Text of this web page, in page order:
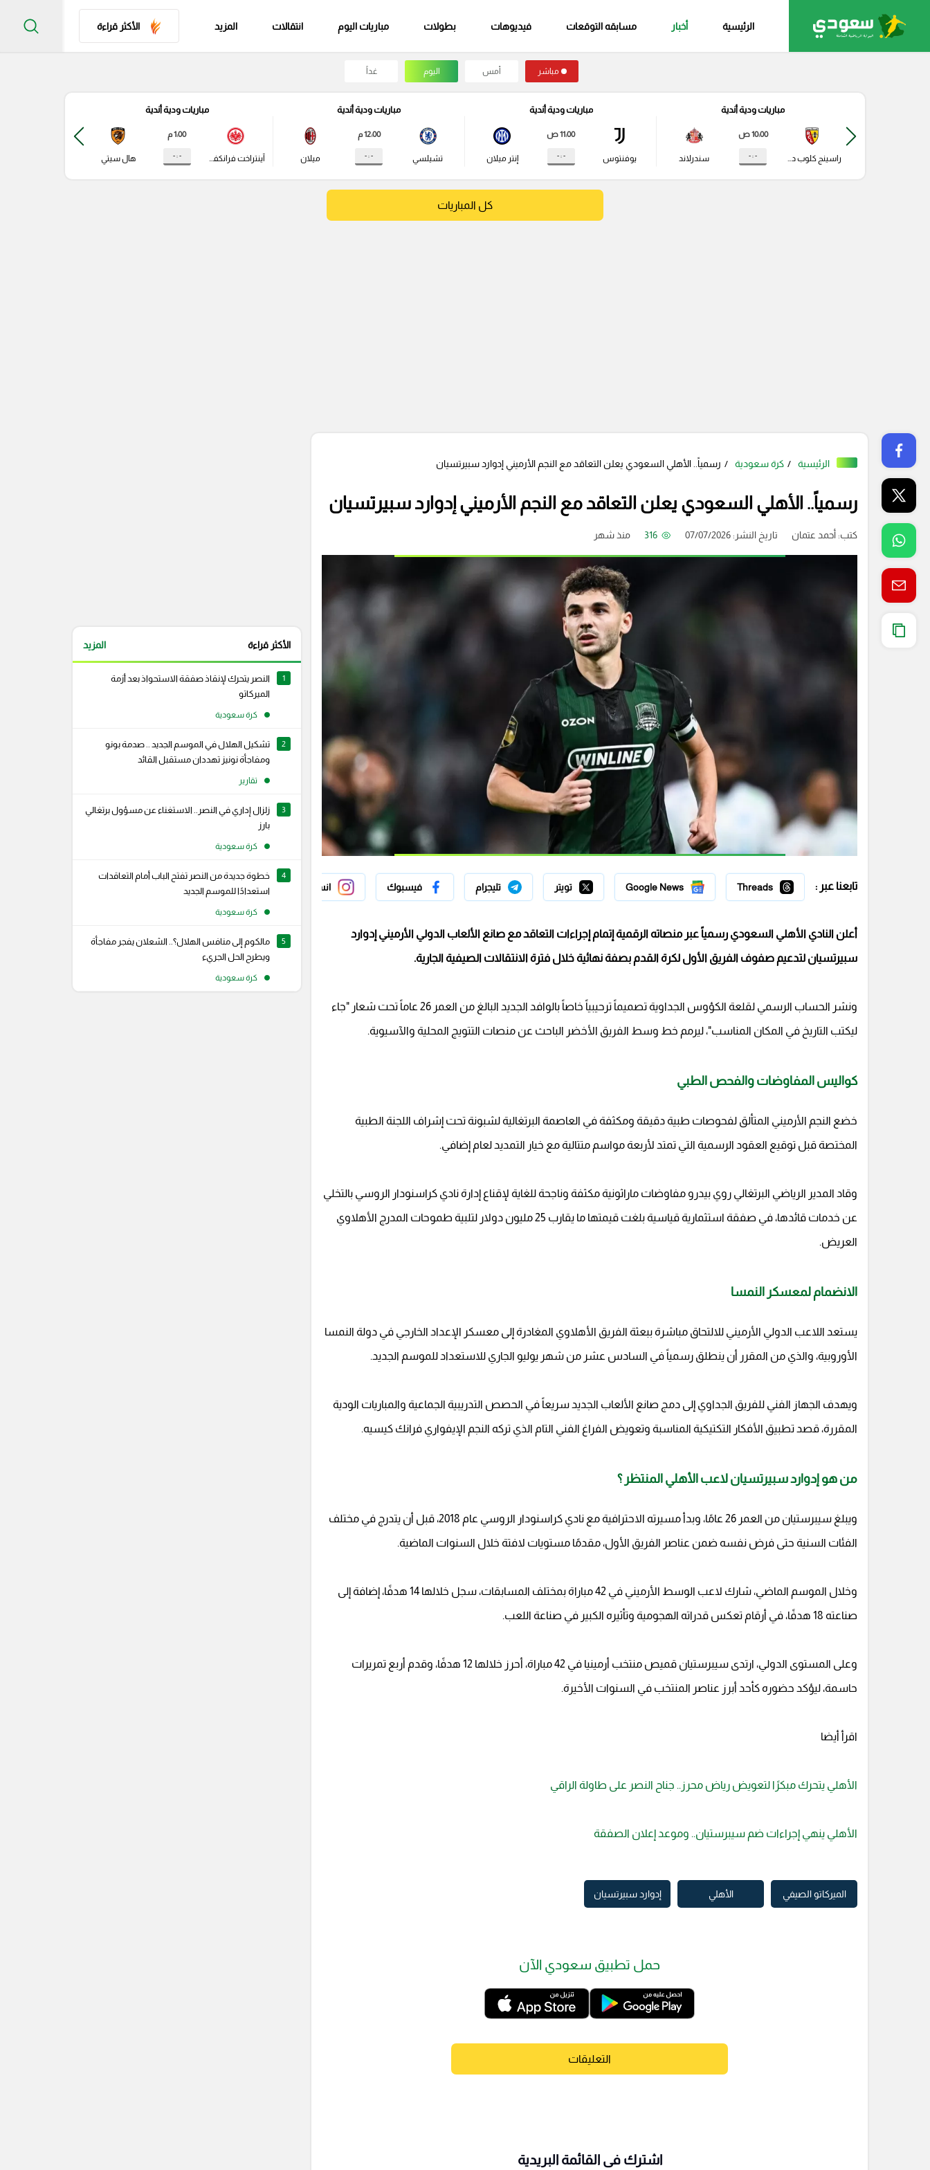
الرئيسية أخبار مسابقه التوقعات فيديوهات بطولات مباريات اليوم انتقالات المزيد الأكثر قراءة
مباشر أمس اليوم غداً
مباريات ودية أندية
راسينج كلوب دي لانس
10:00 ص
- : - سندرلاند
مباريات ودية أندية
يوفنتوس
11:00 ص
- : - إنتر ميلان
مباريات ودية أندية
تشيلسي
12:00 م
- : - ميلان
مباريات ودية أندية
آينتراخت فرانكفورت
1:00 م
- : - هال سيتي
كل المباريات
الرئيسية كرة سعودية رسمياً.. الأهلي السعودي يعلن التعاقد مع النجم الأرميني إدوارد سبيرتسيان
رسمياً.. الأهلي السعودي يعلن التعاقد مع النجم الأرميني إدوارد سبيرتسيان
كتب:أحمد عتمان تاريخ النشر: 07/07/2026 316 منذ شهر
تابعنا عبر : Threads
Google News تويتر تليجرام فيسبوك انستجرام سناب شات
أعلن النادي الأهلي السعودي رسمياً عبر منصاته الرقمية إتمام إجراءات التعاقد مع صانع الألعاب الدولي الأرميني إدوارد
سبيرتسيان لتدعيم صفوف الفريق الأول لكرة القدم بصفة نهائية خلال فترة الانتقالات الصيفية الجارية.
ونشر الحساب الرسمي لقلعة الكؤوس الجداوية تصميماً ترحيبياً خاصاً بالوافد الجديد البالغ من العمر 26 عاماً تحت شعار "جاء
ليكتب التاريخ في المكان المناسب"، ليرمم خط وسط الفريق الأخضر الباحث عن منصات التتويج المحلية والآسيوية.
كواليس المفاوضات والفحص الطبي
خضع النجم الأرميني المتألق لفحوصات طبية دقيقة ومكثفة في العاصمة البرتغالية لشبونة تحت إشراف اللجنة الطبية
المختصة قبل توقيع العقود الرسمية التي تمتد لأربعة مواسم متتالية مع خيار التمديد لعام إضافي.
وقاد المدير الرياضي البرتغالي روي بيدرو مفاوضات ماراثونية مكثفة وناجحة للغاية لإقناع إدارة نادي كراسنودار الروسي بالتخلي
عن خدمات قائدها، في صفقة استثمارية قياسية بلغت قيمتها ما يقارب 25 مليون دولار لتلبية طموحات المدرج الأهلاوي
العريض.
الانضمام لمعسكر النمسا
يستعد اللاعب الدولي الأرميني للالتحاق مباشرة ببعثة الفريق الأهلاوي المغادرة إلى معسكر الإعداد الخارجي في دولة النمسا
الأوروبية، والذي من المقرر أن ينطلق رسمياً في السادس عشر من شهر يوليو الجاري للاستعداد للموسم الجديد.
ويهدف الجهاز الفني للفريق الجداوي إلى دمج صانع الألعاب الجديد سريعاً في الحصص التدريبية الجماعية والمباريات الودية
المقررة، قصد تطبيق الأفكار التكتيكية المناسبة وتعويض الفراغ الفني التام الذي تركه النجم الإيفواري فرانك كيسيه.
من هو إدوارد سبيرتسيان لاعب الأهلي المنتظر ؟
ويبلغ سيبرستيان من العمر 26 عامًا، وبدأ مسيرته الاحترافية مع نادي كراسنودار الروسي عام 2018، قبل أن يتدرج في مختلف
الفئات السنية حتى فرض نفسه ضمن عناصر الفريق الأول، مقدمًا مستويات لافتة خلال السنوات الماضية.
وخلال الموسم الماضي، شارك لاعب الوسط الأرميني في 42 مباراة بمختلف المسابقات، سجل خلالها 14 هدفًا، إضافة إلى
صناعته 18 هدفًا، في أرقام تعكس قدراته الهجومية وتأثيره الكبير في صناعة اللعب.
وعلى المستوى الدولي، ارتدى سيبرستيان قميص منتخب أرمينيا في 42 مباراة، أحرز خلالها 12 هدفًا، وقدم أربع تمريرات
حاسمة، ليؤكد حضوره كأحد أبرز عناصر المنتخب في السنوات الأخيرة.
اقرأ أيضا
الأهلي يتحرك مبكرًا لتعويض رياض محرز.. جناح النصر على طاولة الراقي
الأهلي ينهي إجراءات ضم سيبرستيان.. وموعد إعلان الصفقة
الميركاتو الصيفي الأهلي إدوارد سبيرتسيان
حمل تطبيق سعودي الآن
التعليقات
اشترك فى القائمة البريدية
الأكثر قراءة المزيد
1
النصر يتحرك لإنقاذ صفقة الاستحواذ بعد أزمة
الميركاتو
كرة سعودية
2
تشكيل الهلال في الموسم الجديد .. صدمة بونو
ومفاجأة نونيز تهددان مستقبل القائد
تقارير
3
زلزال إداري في النصر.. الاستغناء عن مسؤول برتغالي
بارز
كرة سعودية
4
خطوة جديدة من النصر تفتح الباب أمام التعاقدات
استعدادًا للموسم الجديد
كرة سعودية
5
مالكوم إلى منافس الهلال؟.. الشعلان يفجر مفاجأة
ويطرح الحل الجريء
كرة سعودية